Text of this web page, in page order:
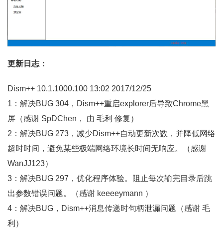
更新日志：
Dism++ 10.1.1000.100 13:02 2017/12/25
1：解决BUG 304，Dism++重启explorer后导致Chrome黑
屏（感谢 SpDChen， 由 毛利 修复）
2：解决BUG 273，减少Dism++自动更新次数，并降低网络
超时时间，避免某些极端网络环境长时间无响应。（感谢
WanJJ123）
3：解决BUG 297，优化程序体验。阻止每次输完目录后跳
出参数错误问题。（感谢 keeeeymann ）
4：解决BUG，Dism++消息传递时句柄泄漏问题（感谢 毛
利）